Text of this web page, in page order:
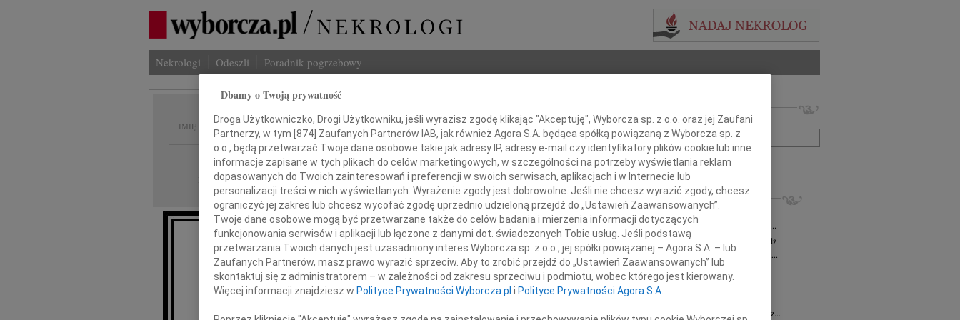
Nekrologi Odeszli Poradnik pogrzebowy
IMIĘ I NAZWISKO: Krystyna Tamulewicz-Górna
REGION: Łódź
DATA EMISJI: 04.10.2021
W dniu 24 września 20021 roku
odeszła na wieczną wachtę nasza ukochana Krysia
Krystyna Tamulewicz-Górna
Imię i nazwisko lub numer ogłoszenia:
+ szukanie zaawansowane
INNE NEKROLOGI
Wanda Milan 03.08.2026Łódź
Z głębokim żalem zawiadamiamy, że dnia 29...
Tadeusz Maciaszek wiek: 73
Łódź
Z głębokim żalem zawiadamiamy, że 24 lipca...
Adam Gawryszczak 21.07.2026
W dniu 15 lipca 2026 roku odszedł nasz...
Jan Rek
W dniu 4 lipca2026 roku zmarł w Łodzi Nasz...
Dbamy o Twoją prywatność
Droga Użytkowniczko, Drogi Użytkowniku, jeśli wyrazisz zgodę klikając "Akceptuję", Wyborcza sp. z o.o. oraz jej Zaufani
Partnerzy, w tym [874] Zaufanych Partnerów IAB, jak również Agora S.A. będąca spółką powiązaną z Wyborcza sp. z
o.o., będą przetwarzać Twoje dane osobowe takie jak adresy IP, adresy e-mail czy identyfikatory plików cookie lub inne
informacje zapisane w tych plikach do celów marketingowych, w szczególności na potrzeby wyświetlania reklam
dopasowanych do Twoich zainteresowań i preferencji w swoich serwisach, aplikacjach i w Internecie lub
personalizacji treści w nich wyświetlanych. Wyrażenie zgody jest dobrowolne. Jeśli nie chcesz wyrazić zgody, chcesz
ograniczyć jej zakres lub chcesz wycofać zgodę uprzednio udzieloną przejdź do „Ustawień Zaawansowanych”.
Twoje dane osobowe mogą być przetwarzane także do celów badania i mierzenia informacji dotyczących
funkcjonowania serwisów i aplikacji lub łączone z danymi dot. świadczonych Tobie usług. Jeśli podstawą
przetwarzania Twoich danych jest uzasadniony interes Wyborcza sp. z o.o., jej spółki powiązanej – Agora S.A. – lub
Zaufanych Partnerów, masz prawo wyrazić sprzeciw. Aby to zrobić przejdź do „Ustawień Zaawansowanych” lub
skontaktuj się z administratorem – w zależności od zakresu sprzeciwu i podmiotu, wobec którego jest kierowany.
Więcej informacji znajdziesz w Polityce Prywatności Wyborcza.pl i Polityce Prywatności Agora S.A.